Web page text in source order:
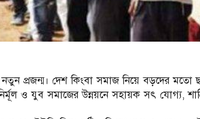
প্রজন্ম। দেশ কিংবা সমাজ নিয়ে বড়দের মতো
ও যুব সমাজের উন্নয়নে সহায়ক সৎ যোগ্য,